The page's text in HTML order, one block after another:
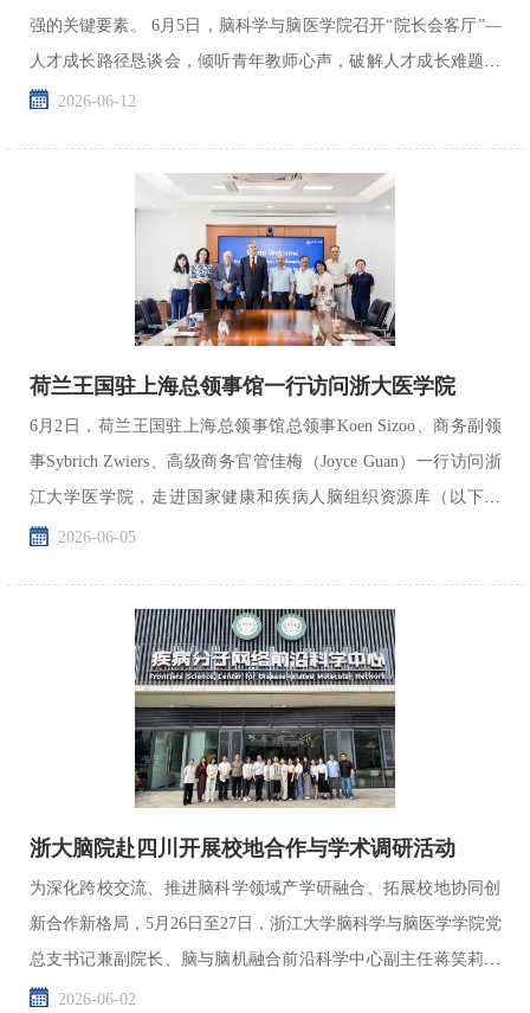
强的关键要素。 6月5日，脑科学与脑医学院召开“院长会客厅”—
人才成长路径恳谈会，倾听青年教师心声，破解人才成长难题，
夯实学院人才根基。中国科学院院士、脑院院长、双脑中...
2026-06-12
荷兰王国驻上海总领事馆一行访问浙大医学院
6月2日，荷兰王国驻上海总领事馆总领事Koen Sizoo、商务副领
事Sybrich Zwiers、高级商务官管佳梅（Joyce Guan）一行访问浙
江大学医学院，走进国家健康和疾病人脑组织资源库（以下简
称“国家脑库”）开展专项交流，深化中荷医学领域国际合...
2026-06-05
浙大脑院赴四川开展校地合作与学术调研活动
为深化跨校交流、推进脑科学领域产学研融合、拓展校地协同创
新合作新格局，5月26日至27日，浙江大学脑科学与脑医学学院党
总支书记兼副院长、脑与脑机融合前沿科学中心副主任蒋笑莉带
队赴四川省成都市、宜宾市开展实地调研走访，学院相关...
2026-06-02